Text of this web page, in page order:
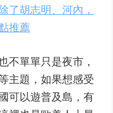
了胡志明、河內，
推薦
不單單只是夜市，
主題，如果想感受
可以遊普及島，有